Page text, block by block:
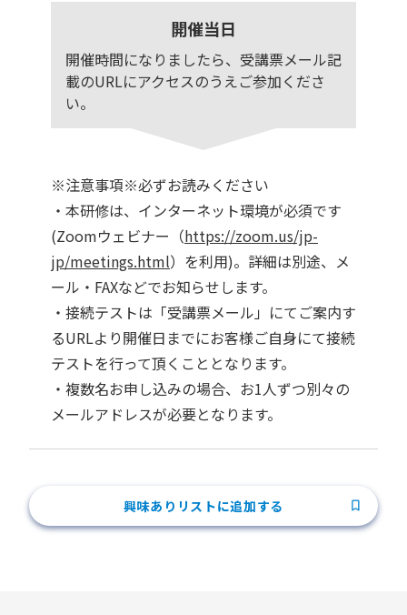
開催当日
開催時間になりましたら、受講票メール記
載のURLにアクセスのうえご参加くださ
い。
※注意事項※必ずお読みください
・本研修は、インターネット環境が必須です
(Zoomウェビナー（https://zoom.us/jp-
jp/meetings.html）を利用)。詳細は別途、メ
ール・FAXなどでお知らせします。
・接続テストは「受講票メール」にてご案内す
るURLより開催日までにお客様ご自身にて接続
テストを行って頂くこととなります。
・複数名お申し込みの場合、お1人ずつ別々の
メールアドレスが必要となります。
興味ありリストに追加する